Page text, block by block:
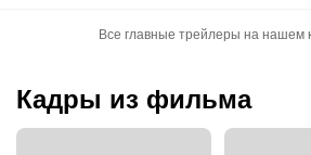
Все главные трейлеры на нашем
Кадры из фильма